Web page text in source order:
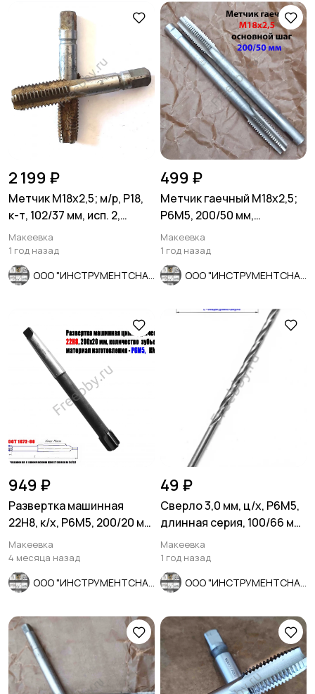
2 199 ₽
Метчик М18х2,5; м/р, Р18,
к-т, 102/37 мм, исп. 2,
основной шаг, СССР.
Макеевка
1 год назад
499 ₽
Метчик гаечный М18х2,5;
Р6М5, 200/50 мм,
длинный, основной шаг,
СССР.
Макеевка
1 год назад
949 ₽
Развертка машинная
22Н8, к/х, Р6М5, 200/20 мм,
КМ2, 2363-0385, СССР.
Макеевка
4 месяца назад
49 ₽
Сверло 3,0 мм, ц/х, Р6М5,
длинная серия, 100/66 мм,
А1, СССР.
Макеевка
1 год назад